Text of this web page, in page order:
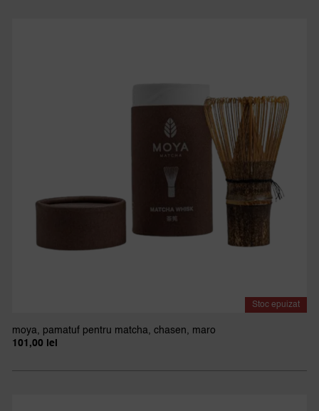
Stoc epuizat
moya, pamatuf pentru matcha, chasen, maro
101,00
lei